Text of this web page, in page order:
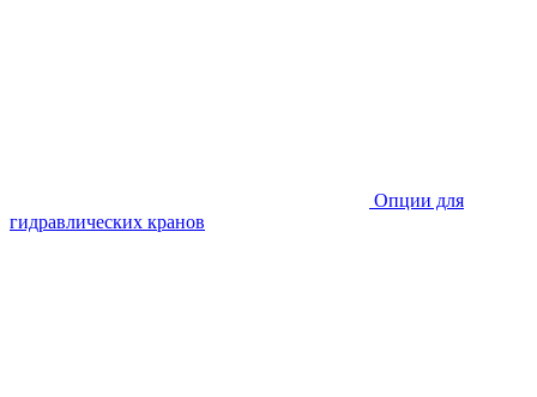
Опции для
гидравлических кранов